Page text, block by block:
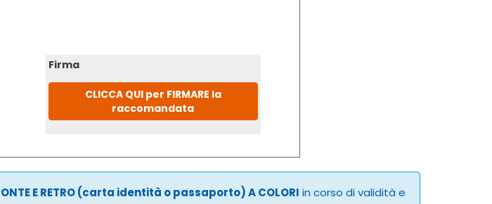
Firma
CLICCA QUI per FIRMARE la
raccomandata
E RETRO (carta identità o passaporto) A COLORI in corso di validità e